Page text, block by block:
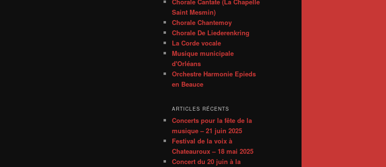
Chorale Cantate (La Chapelle
Saint Mesmin)
Chorale Chantemoy
Chorale De Liederenkring
La Corde vocale
Musique municipale
d'Orléans
Orchestre Harmonie Epieds
en Beauce
ARTICLES RÉCENTS
Concerts pour la fête de la
musique – 21 juin 2025
Festival de la voix à
Chateauroux – 18 mai 2025
Concert du 20 juin à la